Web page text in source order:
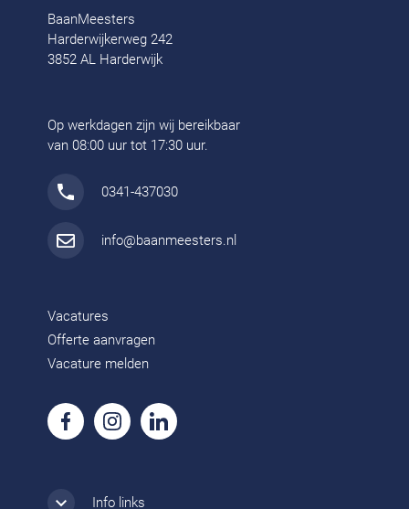
BaanMeesters
Harderwijkerweg 242
3852 AL Harderwijk
Op werkdagen zijn wij bereikbaar
van 08:00 uur tot 17:30 uur.
0341-437030
info@baanmeesters.nl
Vacatures
Offerte aanvragen
Vacature melden
Info links